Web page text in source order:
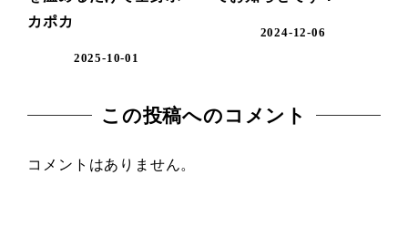
カポカ
2025-10-01
2024-12-06
この投稿へのコメント
コメントはありません。